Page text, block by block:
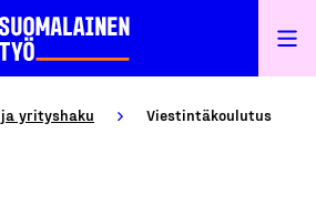
yrityshaku
Viestintäkoulutus